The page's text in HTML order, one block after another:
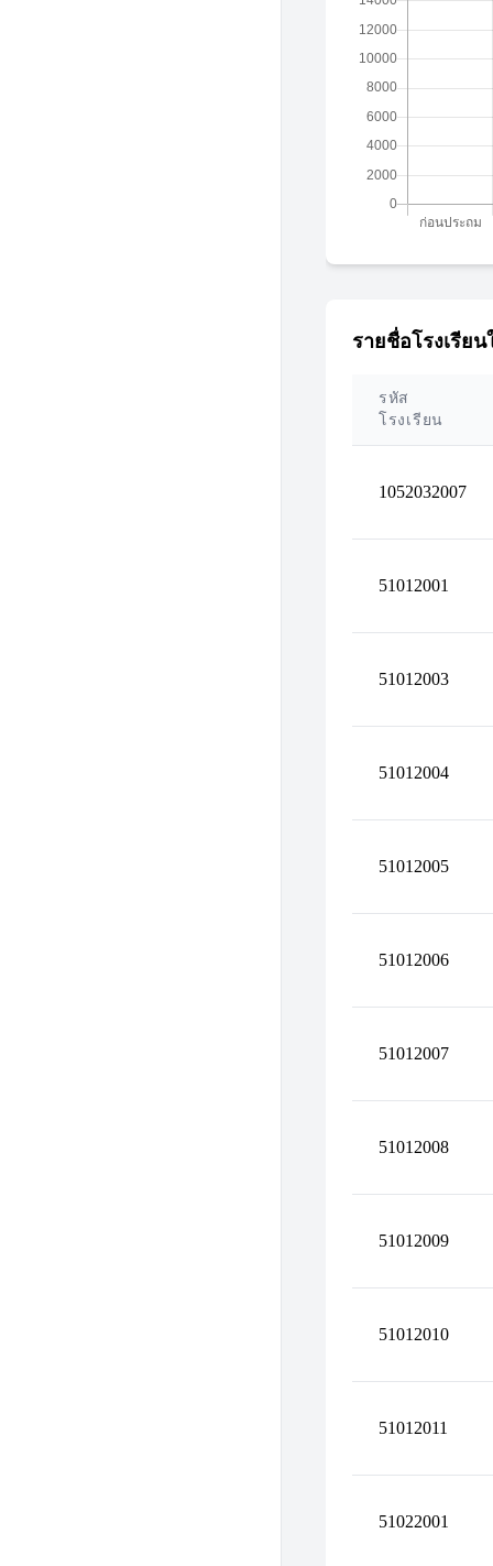
รายชื่อโรงเรีย
รหัส
โรงเรียน
1052032007
51012001
51012003
51012004
51012005
51012006
51012007
51012008
51012009
51012010
51012011
51022001